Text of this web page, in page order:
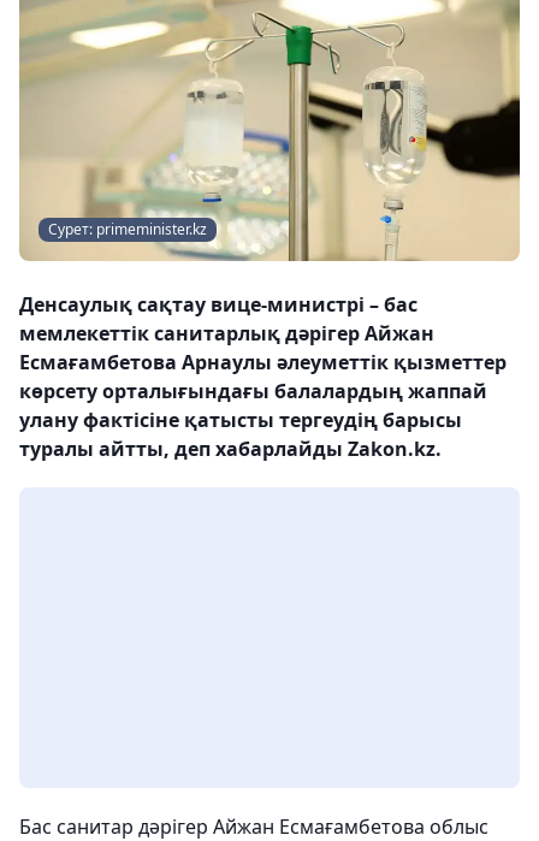
Сурет: primeminister.kz
Денсаулық сақтау вице-министрі – бас
мемлекеттік санитарлық дәрігер Айжан
Есмағамбетова Арнаулы әлеуметтік қызметтер
көрсету орталығындағы балалардың жаппай
улану фактісіне қатысты тергеудің барысы
туралы айтты, деп хабарлайды Zakon.kz.
Бас санитар дәрігер Айжан Есмағамбетова облыс